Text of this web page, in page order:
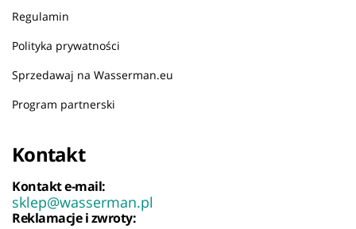
Regulamin
Polityka prywatności
Sprzedawaj na Wasserman.eu
Program partnerski
Kontakt
Kontakt e-mail:
sklep@wasserman.pl
Reklamacje i zwroty: